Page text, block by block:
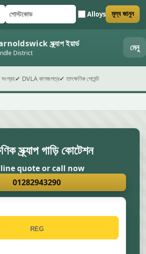
গাড়ির নম্বর
পোস্টকোড Alloys
ফর্ম জমা দিন মূল্য জানুন
স্ক্র্যাপ ইয়ার্ড
District মেনু
সংগ্রহ✔ DVLA কাগজপত্র✔ তাৎক্ষণিক পেমেন্ট
স্ক্র্যাপ গাড়ি কোটেশন
quote or call now
01282943290